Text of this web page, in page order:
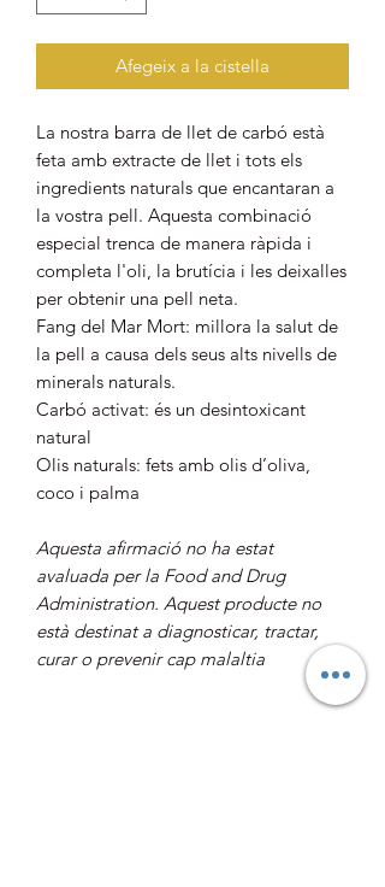
Afegeix a la cistella
La nostra barra de llet de carbó està
feta amb extracte de llet i tots els
ingredients naturals que encantaran a
la vostra pell. Aquesta combinació
especial trenca de manera ràpida i
completa l'oli, la brutícia i les deixalles
per obtenir una pell neta.
Fang del Mar Mort: millora la salut de
la pell a causa dels seus alts nivells de
minerals naturals.
Carbó activat: és un desintoxicant
natural
Olis naturals: fets amb olis d’oliva,
coco i palma
Aquesta afirmació no ha estat
avaluada per la Food and Drug
Administration. Aquest producte no
està destinat a diagnosticar, tractar,
curar o prevenir cap malaltia